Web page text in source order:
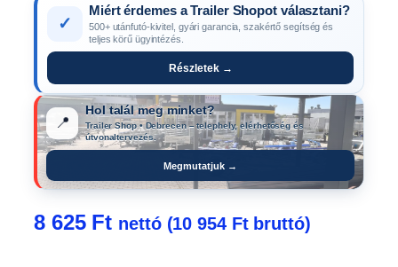
✓
Miért érdemes a Trailer Shopot választani?
500+ utánfutó-kivitel, gyári garancia, szakértő segítség és
teljes körű ügyintézés.
Részletek →
📍
Hol talál meg minket?
Trailer Shop • Debrecen – telephely, elérhetőség és
útvonaltervezés.
Megmutatjuk →
8 625 Ft nettó (10 954 Ftbruttó)